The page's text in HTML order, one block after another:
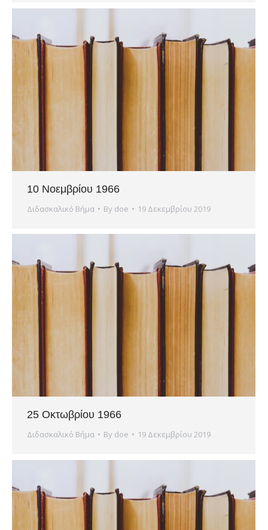
10 Νοεμβρίου 1966
Διδασκαλικό Βήμα By doe 19 Δεκεμβρίου 2019
25 Οκτωβρίου 1966
Διδασκαλικό Βήμα By doe 19 Δεκεμβρίου 2019